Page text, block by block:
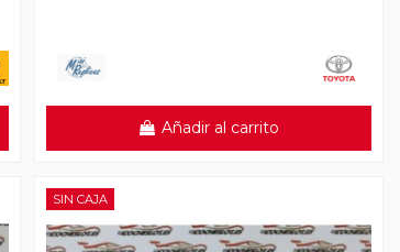
Añadir al carrito
SIN CAJA